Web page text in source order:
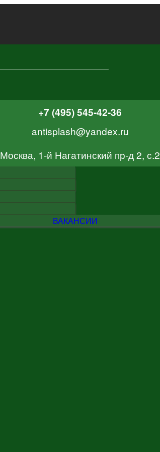
+7 (495) 545-42-36
antisplash@yandex.ru
Москва, 1-й Нагатинский пр-д 2, с.2
ВАКАНСИИ